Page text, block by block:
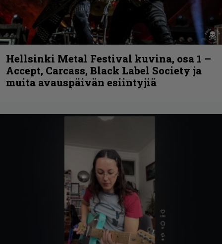
Hellsinki Metal Festival kuvina, osa 1 –
Accept, Carcass, Black Label Society ja
muita avauspäivän esiintyjiä